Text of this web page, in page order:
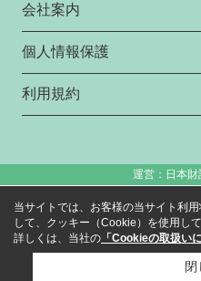
会社案内
個人情報保護
利用規約
運営：日本
当サイトでは、お客様の当サイト利
して、クッキー（Cookie）を使用して
詳しくは、当社の 「Cookieの取扱い
閉